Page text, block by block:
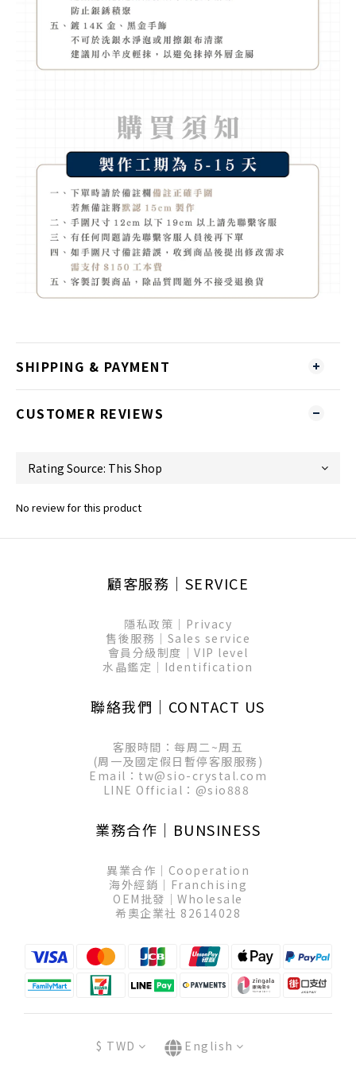
SHIPPING & PAYMENT
CUSTOMER REVIEWS
No review for this product
顧客服務│SERVICE
隱私政策│Privacy
售後服務│Sales service
會員分級制度│VIP level
水晶鑑定│Identification
聯絡我們│CONTACT US
客服時間：每周二~周五
(周一及國定假日暫停客服服務)
Email：tw@sio-crystal.com
LINE Official： @sio888
業務合作│BUNSINESS
異業合作│Cooperation
海外經銷│Franchising
OEM批發│Wholesale
希奧企業社 82614028
$ TWD English